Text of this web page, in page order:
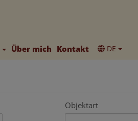
Über mich Kontakt DE
Objektart